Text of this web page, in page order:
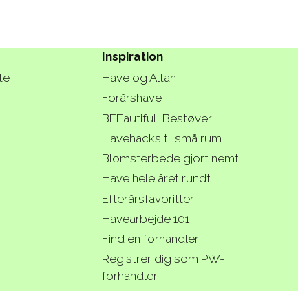
Inspiration
Have og Altan
Forårshave
BEEautiful! Bestøver
Havehacks til små rum
Blomsterbede gjort nemt
Have hele året rundt
Efterårsfavoritter
Havearbejde 101
Find en forhandler
Registrer dig som PW-
forhandler